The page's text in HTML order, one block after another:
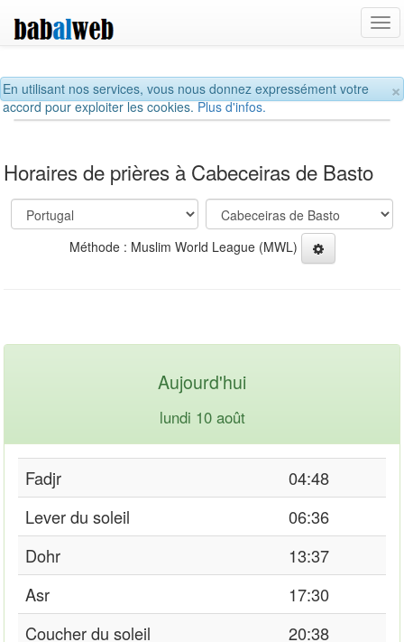
×
En utilisant nos services, vous nous donnez expressément votre
accord pour exploiter les cookies.Plus d'infos.
Horaires de prières à Cabeceiras de Basto
Méthode : Muslim World League (MWL)
Aujourd'hui
lundi 10 août
Fadjr
04:48
Lever du soleil
06:36
Dohr
13:37
Asr
17:30
Coucher du soleil
20:38